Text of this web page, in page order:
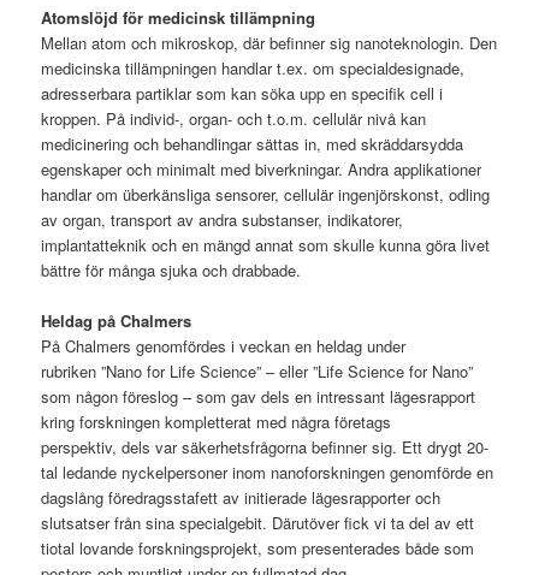
Atomslöjd för medicinsk tillämpning
Mellan atom och mikroskop, där befinner sig nanoteknologin. Den
medicinska tillämpningen handlar t.ex. om specialdesignade,
adresserbara partiklar som kan söka upp en specifik cell i
kroppen. På individ-, organ- och t.o.m. cellulär nivå kan
medicinering och behandlingar sättas in, med skräddarsydda
egenskaper och minimalt med biverkningar. Andra applikationer
handlar om überkänsliga sensorer, cellulär ingenjörskonst, odling
av organ, transport av andra substanser, indikatorer,
implantatteknik och en mängd annat som skulle kunna göra livet
bättre för många sjuka och drabbade.
Heldag på Chalmers
På Chalmers genomfördes i veckan en heldag under
rubriken ”Nano for Life Science” – eller ”Life Science for Nano”
som någon föreslog – som gav dels en intressant lägesrapport
kring forskningen kompletterat med några företags
perspektiv, dels var säkerhetsfrågorna befinner sig. Ett drygt 20-
tal ledande nyckelpersoner inom nanoforskningen genomförde en
dagslång föredragsstafett av initierade lägesrapporter och
slutsatser från sina specialgebit. Därutöver fick vi ta del av ett
tiotal lovande forskningsprojekt, som presenterades både som